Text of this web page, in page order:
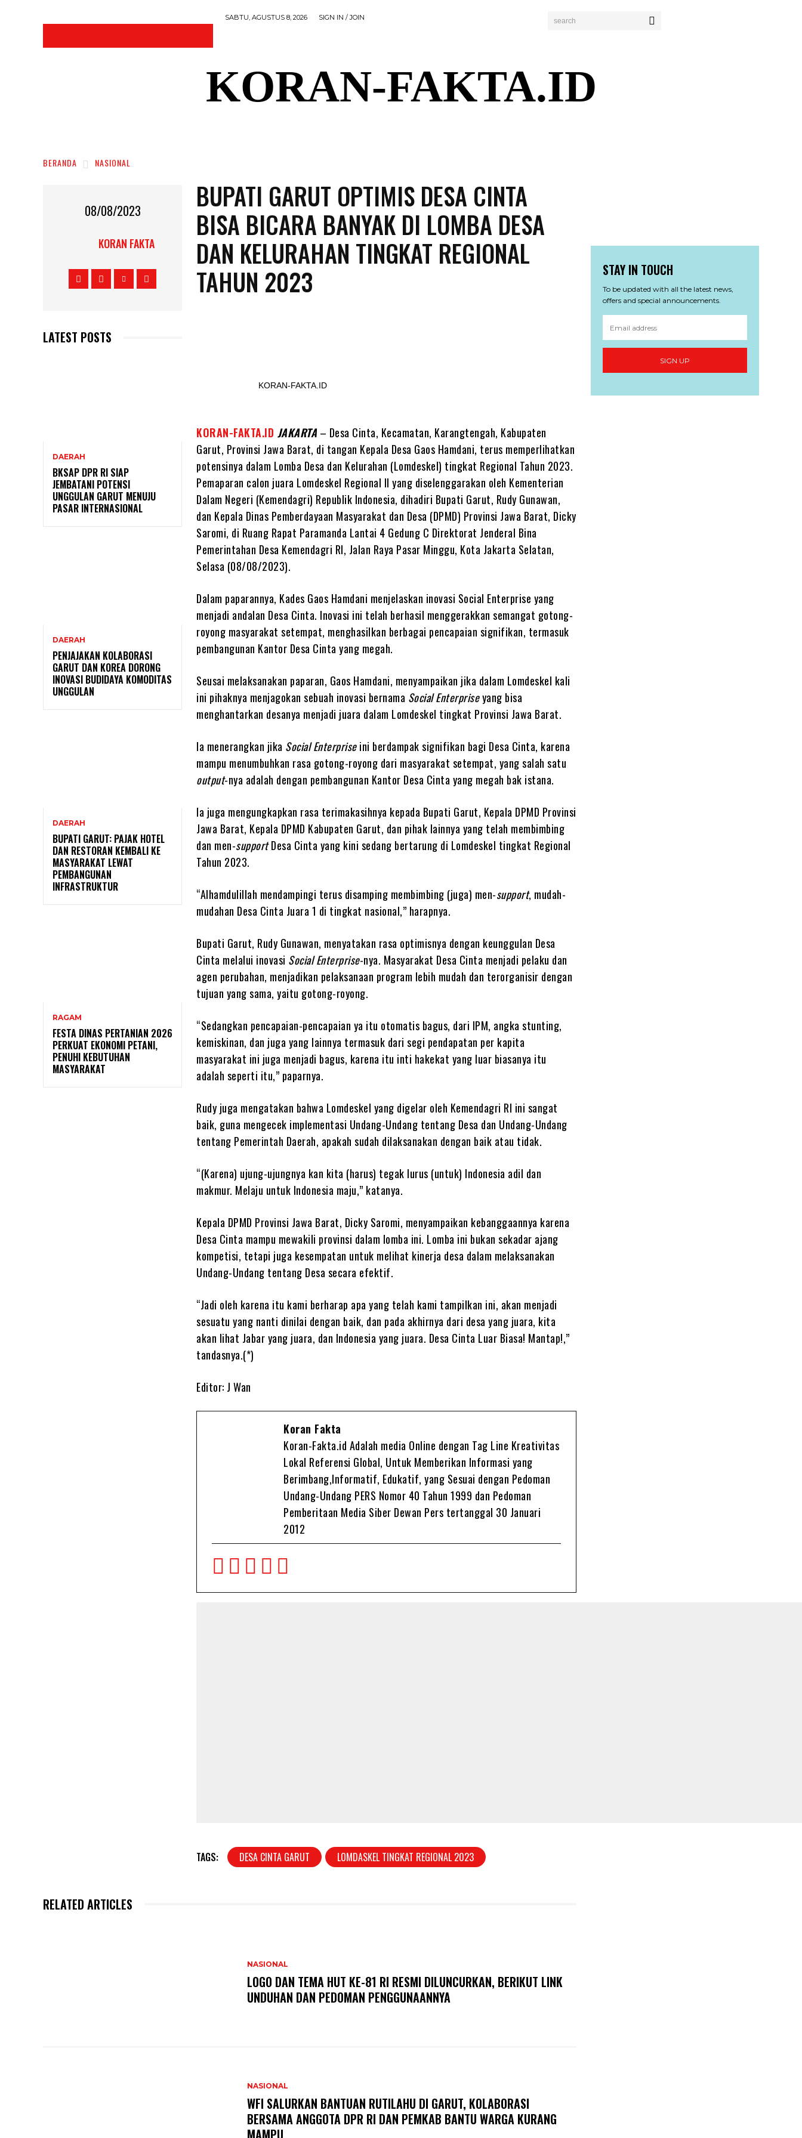
SABTU, AGUSTUS 8, 2026 SIGN IN / JOIN search
KORAN-FAKTA.ID
BERANDA NASIONAL
08/08/2023
KORAN FAKTA
LATEST POSTS
DAERAH
BKSAP DPR RI SIAP
JEMBATANI POTENSI
UNGGULAN GARUT MENUJU
PASAR INTERNASIONAL
DAERAH
PENJAJAKAN KOLABORASI
GARUT DAN KOREA DORONG
INOVASI BUDIDAYA KOMODITAS
UNGGULAN
DAERAH
BUPATI GARUT: PAJAK HOTEL
DAN RESTORAN KEMBALI KE
MASYARAKAT LEWAT
PEMBANGUNAN
INFRASTRUKTUR
RAGAM
FESTA DINAS PERTANIAN 2026
PERKUAT EKONOMI PETANI,
PENUHI KEBUTUHAN
MASYARAKAT
BUPATI GARUT OPTIMIS DESA CINTA
BISA BICARA BANYAK DI LOMBA DESA
DAN KELURAHAN TINGKAT REGIONAL
TAHUN 2023
KORAN-FAKTA.ID
KORAN-FAKTA.ID JAKARTA – Desa Cinta, Kecamatan, Karangtengah, Kabupaten
Garut, Provinsi Jawa Barat, di tangan Kepala Desa Gaos Hamdani, terus memperlihatkan
potensinya dalam Lomba Desa dan Kelurahan (Lomdeskel) tingkat Regional Tahun 2023.
Pemaparan calon juara Lomdeskel Regional II yang diselenggarakan oleh Kementerian
Dalam Negeri (Kemendagri) Republik Indonesia, dihadiri Bupati Garut, Rudy Gunawan,
dan Kepala Dinas Pemberdayaan Masyarakat dan Desa (DPMD) Provinsi Jawa Barat, Dicky
Saromi, di Ruang Rapat Paramanda Lantai 4 Gedung C Direktorat Jenderal Bina
Pemerintahan Desa Kemendagri RI, Jalan Raya Pasar Minggu, Kota Jakarta Selatan,
Selasa (08/08/2023).
Dalam paparannya, Kades Gaos Hamdani menjelaskan inovasi Social Enterprise yang
menjadi andalan Desa Cinta. Inovasi ini telah berhasil menggerakkan semangat gotong-
royong masyarakat setempat, menghasilkan berbagai pencapaian signifikan, termasuk
pembangunan Kantor Desa Cinta yang megah.
Seusai melaksanakan paparan, Gaos Hamdani, menyampaikan jika dalam Lomdeskel kali
ini pihaknya menjagokan sebuah inovasi bernama Social Enterpriseyang bisa
menghantarkan desanya menjadi juara dalam Lomdeskel tingkat Provinsi Jawa Barat.
Ia menerangkan jika Social Enterpriseini berdampak signifikan bagi Desa Cinta, karena
mampu menumbuhkan rasa gotong-royong dari masyarakat setempat, yang salah satu
output-nya adalah dengan pembangunan Kantor Desa Cinta yang megah bak istana.
Ia juga mengungkapkan rasa terimakasihnya kepada Bupati Garut, Kepala DPMD Provinsi
Jawa Barat, Kepala DPMD Kabupaten Garut, dan pihak lainnya yang telah membimbing
dan men-supportDesa Cinta yang kini sedang bertarung di Lomdeskel tingkat Regional
Tahun 2023.
“Alhamdulillah mendampingi terus disamping membimbing (juga) men-support, mudah-
mudahan Desa Cinta Juara 1 di tingkat nasional,” harapnya.
Bupati Garut, Rudy Gunawan, menyatakan rasa optimisnya dengan keunggulan Desa
Cinta melalui inovasi Social Enterprise-nya. Masyarakat Desa Cinta menjadi pelaku dan
agen perubahan, menjadikan pelaksanaan program lebih mudah dan terorganisir dengan
tujuan yang sama, yaitu gotong-royong.
“Sedangkan pencapaian-pencapaian ya itu otomatis bagus, dari IPM, angka stunting,
kemiskinan, dan juga yang lainnya termasuk dari segi pendapatan per kapita
masyarakat ini juga menjadi bagus, karena itu inti hakekat yang luar biasanya itu
adalah seperti itu,” paparnya.
Rudy juga mengatakan bahwa Lomdeskel yang digelar oleh Kemendagri RI ini sangat
baik, guna mengecek implementasi Undang-Undang tentang Desa dan Undang-Undang
tentang Pemerintah Daerah, apakah sudah dilaksanakan dengan baik atau tidak.
“(Karena) ujung-ujungnya kan kita (harus) tegak lurus (untuk) Indonesia adil dan
makmur. Melaju untuk Indonesia maju,” katanya.
Kepala DPMD Provinsi Jawa Barat, Dicky Saromi, menyampaikan kebanggaannya karena
Desa Cinta mampu mewakili provinsi dalam lomba ini. Lomba ini bukan sekadar ajang
kompetisi, tetapi juga kesempatan untuk melihat kinerja desa dalam melaksanakan
Undang-Undang tentang Desa secara efektif.
“Jadi oleh karena itu kami berharap apa yang telah kami tampilkan ini, akan menjadi
sesuatu yang nanti dinilai dengan baik, dan pada akhirnya dari desa yang juara, kita
akan lihat Jabar yang juara, dan Indonesia yang juara. Desa Cinta Luar Biasa! Mantap!,”
tandasnya.(*)
Editor: J Wan
Koran Fakta
Koran-Fakta.id Adalah media Online dengan Tag Line Kreativitas
Lokal Referensi Global, Untuk Memberikan Informasi yang
Berimbang,Informatif, Edukatif, yang Sesuai dengan Pedoman
Undang-Undang PERS Nomor 40 Tahun 1999 dan Pedoman
Pemberitaan Media Siber Dewan Pers tertanggal 30 Januari
2012
TAGS: DESA CINTA GARUT LOMDASKEL TINGKAT REGIONAL 2023
RELATED ARTICLES
NASIONAL
LOGO DAN TEMA HUT KE-81 RI RESMI DILUNCURKAN, BERIKUT LINK
UNDUHAN DAN PEDOMAN PENGGUNAANNYA
NASIONAL
WFI SALURKAN BANTUAN RUTILAHU DI GARUT, KOLABORASI
BERSAMA ANGGOTA DPR RI DAN PEMKAB BANTU WARGA KURANG
MAMPU
STAY IN TOUCH
To be updated with all the latest news,
offers and special announcements.
SIGN UP